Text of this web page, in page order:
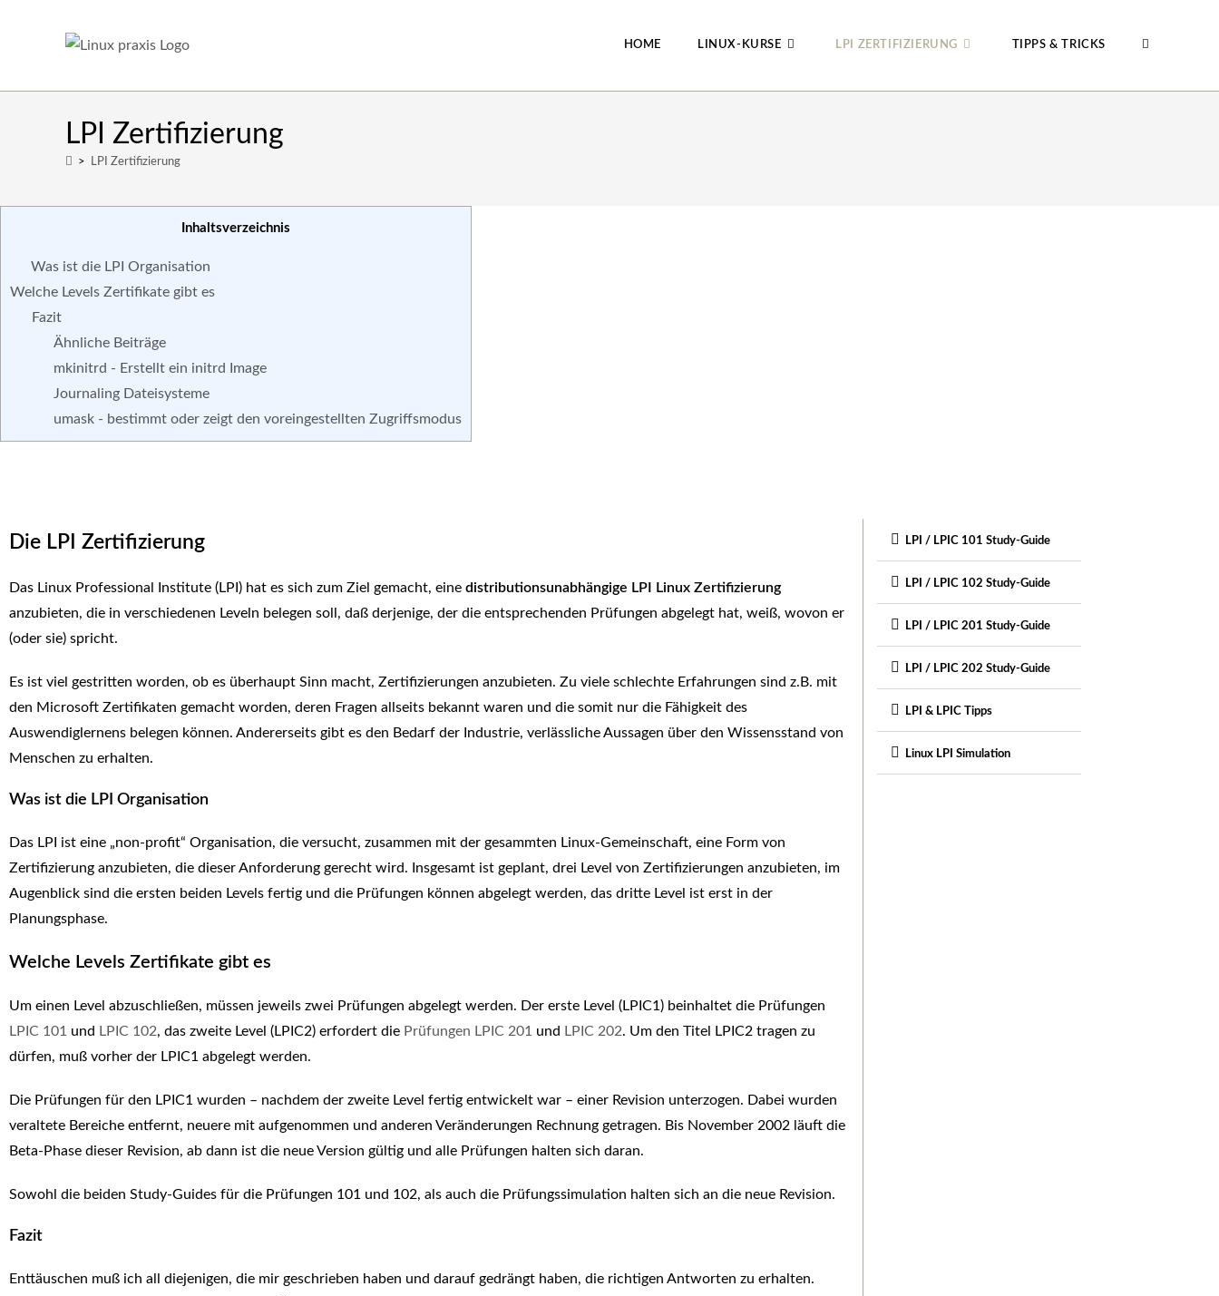
HOME LINUX-KURSE LPI ZERTIFIZIERUNG TIPPS & TRICKS
LPI Zertifizierung
> LPI Zertifizierung
Inhaltsverzeichnis
Was ist die LPI Organisation
Welche Levels Zertifikate gibt es
Fazit
Ähnliche Beiträge
mkinitrd - Erstellt ein initrd Image
Journaling Dateisysteme
umask - bestimmt oder zeigt den voreingestellten Zugriffsmodus
Die LPI Zertifizierung
Das Linux Professional Institute (LPI) hat es sich zum Ziel gemacht, eine distributionsunabhängige LPI Linux Zertifizierung
anzubieten, die in verschiedenen Leveln belegen soll, daß derjenige, der die entsprechenden Prüfungen abgelegt hat, weiß, wovon er
(oder sie) spricht.
Es ist viel gestritten worden, ob es überhaupt Sinn macht, Zertifizierungen anzubieten. Zu viele schlechte Erfahrungen sind z.B. mit
den Microsoft Zertifikaten gemacht worden, deren Fragen allseits bekannt waren und die somit nur die Fähigkeit des
Auswendiglernens belegen können. Andererseits gibt es den Bedarf der Industrie, verlässliche Aussagen über den Wissensstand von
Menschen zu erhalten.
Was ist die LPI Organisation
Das LPI ist eine „non-profit“ Organisation, die versucht, zusammen mit der gesammten Linux-Gemeinschaft, eine Form von
Zertifizierung anzubieten, die dieser Anforderung gerecht wird. Insgesamt ist geplant, drei Level von Zertifizierungen anzubieten, im
Augenblick sind die ersten beiden Levels fertig und die Prüfungen können abgelegt werden, das dritte Level ist erst in der
Planungsphase.
Welche Levels Zertifikate gibt es
Um einen Level abzuschließen, müssen jeweils zwei Prüfungen abgelegt werden. Der erste Level (LPIC1) beinhaltet die Prüfungen
LPIC 101 und LPIC 102, das zweite Level (LPIC2) erfordert die Prüfungen LPIC 201 und LPIC 202. Um den Titel LPIC2 tragen zu
dürfen, muß vorher der LPIC1 abgelegt werden.
Die Prüfungen für den LPIC1 wurden – nachdem der zweite Level fertig entwickelt war – einer Revision unterzogen. Dabei wurden
veraltete Bereiche entfernt, neuere mit aufgenommen und anderen Veränderungen Rechnung getragen. Bis November 2002 läuft die
Beta-Phase dieser Revision, ab dann ist die neue Version gültig und alle Prüfungen halten sich daran.
Sowohl die beiden Study-Guides für die Prüfungen 101 und 102, als auch die Prüfungssimulation halten sich an die neue Revision.
Fazit
Enttäuschen muß ich all diejenigen, die mir geschrieben haben und darauf gedrängt haben, die richtigen Antworten zu erhalten.
LPI / LPIC 101 Study-Guide
LPI / LPIC 102 Study-Guide
LPI / LPIC 201 Study-Guide
LPI / LPIC 202 Study-Guide
LPI & LPIC Tipps
Linux LPI Simulation